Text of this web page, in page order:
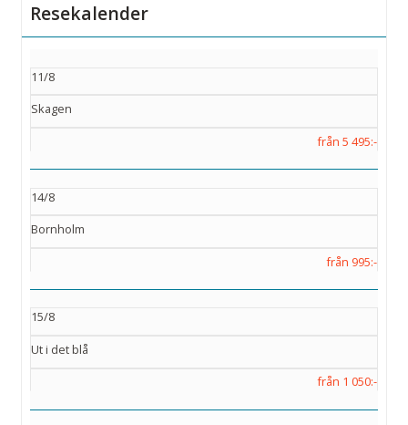
Resekalender
11/8
Skagen
från 5 495:-
14/8
Bornholm
från 995:-
15/8
Ut i det blå
från 1 050:-